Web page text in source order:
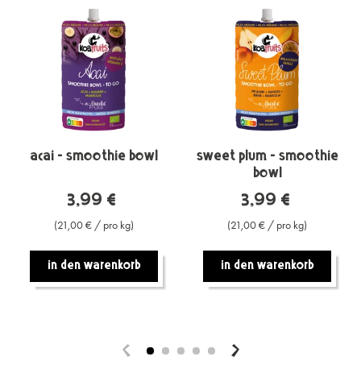
Acai - Smoothie Bowl
3,99 €
(21,00 € / pro kg)
In den warenkorb
Sweet Plum - Smoothie
Bowl
3,99 €
(21,00 € / pro kg)
In den warenkorb